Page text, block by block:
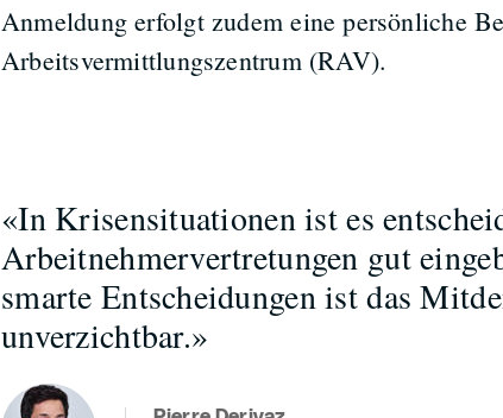
Anmeldung erfolgt zudem eine persönliche
Arbeitsvermittlungszentrum (RAV).
«In Krisensituationen ist es
Arbeitnehmervertretungen gut
smarte Entscheidungen ist das
unverzichtbar.»